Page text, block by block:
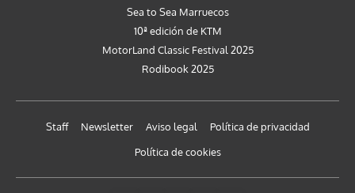
Sea to Sea Marruecos
10ª edición de KTM
MotorLand Classic Festival 2025
Rodibook 2025
Staff Newsletter Aviso legal
Política de privacidad
Política de cookies